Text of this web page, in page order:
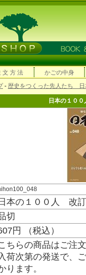
文 方 法 かごの中身
- 歴史をつくった先人たち 日
日本の１０
日本の１００人 改
切
円 （税込）
ちらの商品はご注
荷次第の発送で、
ります。